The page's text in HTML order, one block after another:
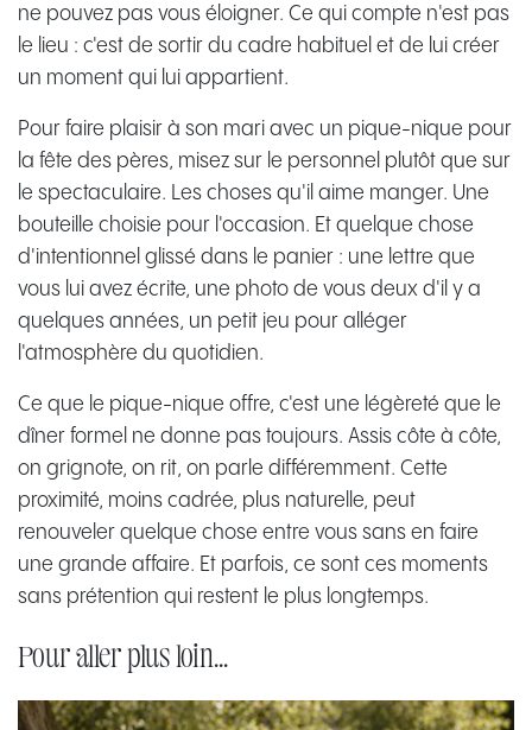
ne pouvez pas vous éloigner. Ce qui compte n'est pas
le lieu : c'est de sortir du cadre habituel et de lui créer
un moment qui lui appartient.
Pour faire plaisir à son mari avec un pique-nique pour
la fête des pères, misez sur le personnel plutôt que sur
le spectaculaire. Les choses qu'il aime manger. Une
bouteille choisie pour l'occasion. Et quelque chose
d'intentionnel glissé dans le panier : une lettre que
vous lui avez écrite, une photo de vous deux d'il y a
quelques années, un petit jeu pour alléger
l'atmosphère du quotidien.
Ce que le pique-nique offre, c'est une légèreté que le
dîner formel ne donne pas toujours. Assis côte à côte,
on grignote, on rit, on parle différemment. Cette
proximité, moins cadrée, plus naturelle, peut
renouveler quelque chose entre vous sans en faire
une grande affaire. Et parfois, ce sont ces moments
sans prétention qui restent le plus longtemps.
Pour aller plus loin...